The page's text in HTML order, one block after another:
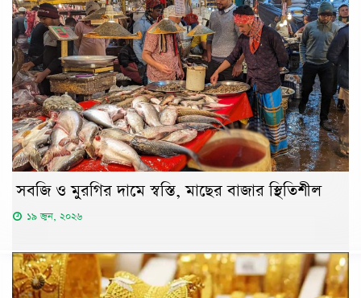
সবজি ও মুরগির দামে স্বস্তি, মাছের বাজার স্থিতিশীল
১৯ জুন, ২০২৬